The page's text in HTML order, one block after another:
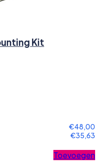
Kit
€48,00
€35,63
Toevoegen